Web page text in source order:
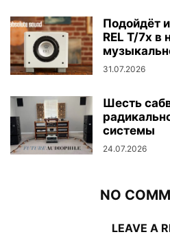
Подойдёт
REL T/7x в
31.07.2026
Шесть
системы
24.07.2026
NO
LEAVE A